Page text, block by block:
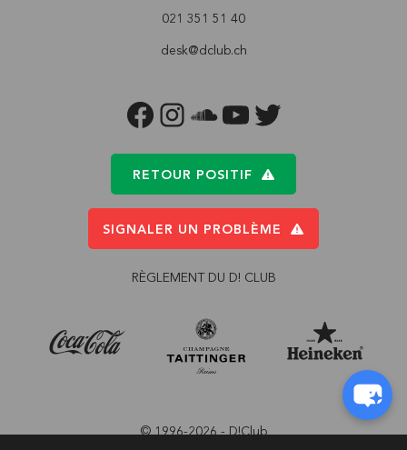
021 351 51 40
desk@dclub.ch
FACEBOOKINSTAGRAM
SOUNDCLOUD
YOUTUBETWITTER
RETOUR POSITIF
SIGNALER UN PROBLÈME
RÈGLEMENT DU D! CLUB
© 1996-2026 - D!Club